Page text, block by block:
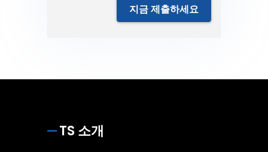
지금 제출하세요
TS 소개